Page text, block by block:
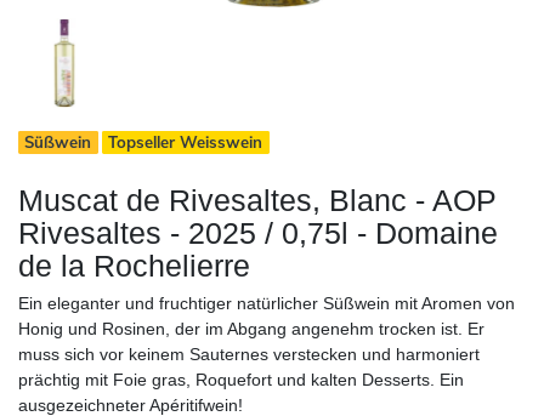
Süßwein Topseller Weisswein
Muscat de Rivesaltes, Blanc - AOP
Rivesaltes - 2025 / 0,75l - Domaine
de la Rochelierre
Ein eleganter und fruchtiger natürlicher Süßwein mit Aromen von
Honig und Rosinen, der im Abgang angenehm trocken ist. Er
muss sich vor keinem Sauternes verstecken und harmoniert
prächtig mit Foie gras, Roquefort und kalten Desserts. Ein
ausgezeichneter Apéritifwein!